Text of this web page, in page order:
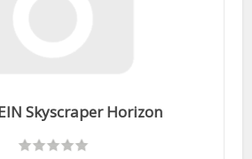
Skyscraper Horizon